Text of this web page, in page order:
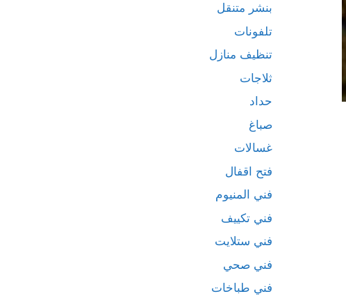
بنشر متنقل
تلفونات
تنظيف منازل
ثلاجات
حداد
صباغ
غسالات
فتح اقفال
فني المنيوم
فني تكييف
فني ستلايت
فني صحي
فني طباخات